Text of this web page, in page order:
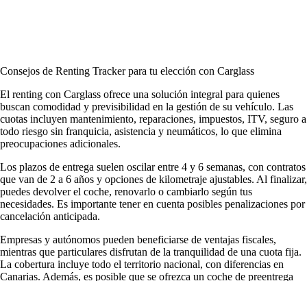
Consejos de Renting Tracker para tu elección con Carglass
El renting con Carglass ofrece una solución integral para quienes
buscan comodidad y previsibilidad en la gestión de su vehículo. Las
cuotas incluyen mantenimiento, reparaciones, impuestos, ITV, seguro a
todo riesgo sin franquicia, asistencia y neumáticos, lo que elimina
preocupaciones adicionales.
Los plazos de entrega suelen oscilar entre 4 y 6 semanas, con contratos
que van de 2 a 6 años y opciones de kilometraje ajustables. Al finalizar,
puedes devolver el coche, renovarlo o cambiarlo según tus
necesidades. Es importante tener en cuenta posibles penalizaciones por
cancelación anticipada.
Empresas y autónomos pueden beneficiarse de ventajas fiscales,
mientras que particulares disfrutan de la tranquilidad de una cuota fija.
La cobertura incluye todo el territorio nacional, con diferencias en
Canarias. Además, es posible que se ofrezca un coche de preentrega